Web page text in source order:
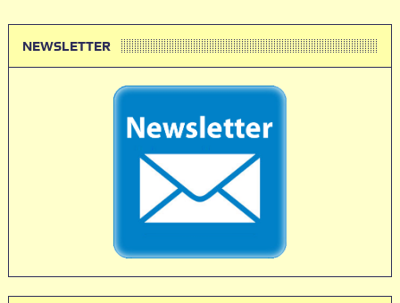
NEWSLETTER